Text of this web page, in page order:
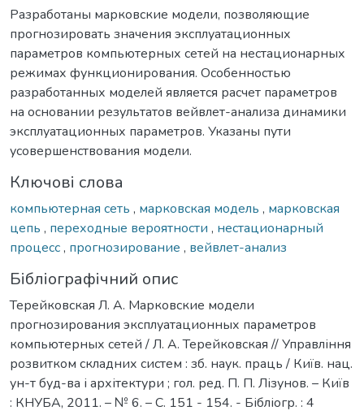
Разработаны марковские модели, позволяющие
прогнозировать значения эксплуатационных
параметров компьютерных сетей на нестационарных
режимах функционирования. Особенностью
разработанных моделей является расчет параметров
на основании результатов вейвлет-анализа динамики
эксплуатационных параметров. Указаны пути
усовершенствования модели.
Ключові слова
компьютерная сеть , марковская модель , марковская
цепь , переходные вероятности , нестационарный
процесс, прогнозирование , вейвлет-анализ
Бібліографічний опис
Терейковская Л. А. Марковские модели
прогнозирования эксплуатационных параметров
компьютерных сетей / Л. А. Терейковская // Управління
розвитком складних систем : зб. наук. праць / Київ. нац.
ун-т буд-ва і архітектури ; гол. ред. П. П. Лізунов. – Київ
: КНУБА, 2011. – № 6. – С. 151 - 154. - Бібліогр. : 4